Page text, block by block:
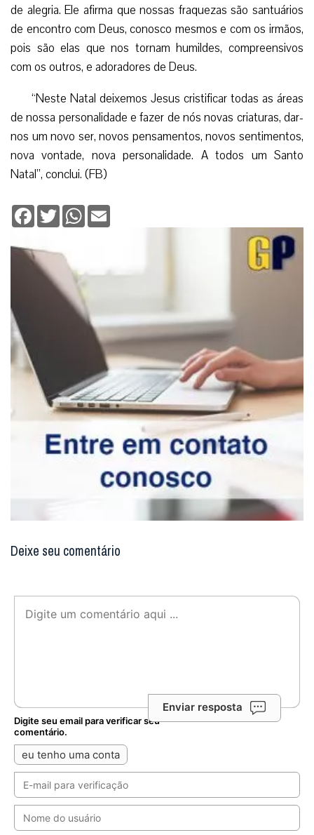
de alegria. Ele afirma que nossas fraquezas são santuários
de encontro com Deus, conosco mesmos e com os irmãos,
pois são elas que nos tornam humildes, compreensivos
com os outros, e adoradores de Deus.
“Neste Natal deixemos Jesus cristificar todas as áreas
de nossa personalidade e fazer de nós novas criaturas, dar-
nos um novo ser, novos pensamentos, novos sentimentos,
nova vontade, nova personalidade. A todos um Santo
Natal”, conclui. (FB)
Facebook
TwitterWhatsApp
Deixe seu comentário
Enviar resposta
Digite seu email para verificar seu
comentário.
eu tenho uma conta